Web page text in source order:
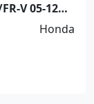
V 05-12
Honda